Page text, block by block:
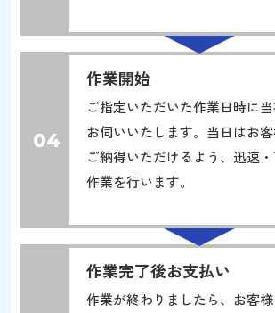
04
作業開始
ご指定いただいた作業日時に
お伺いいたします。当日はお客
ご納得いただけるよう、迅速
作業を行います。
作業完了後お支払い
作業が終わりましたら、お客